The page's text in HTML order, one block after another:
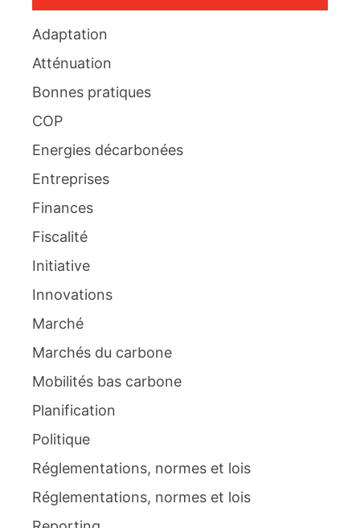
Adaptation
Atténuation
Bonnes pratiques
COP
Energies décarbonées
Entreprises
Finances
Fiscalité
Initiative
Innovations
Marché
Marchés du carbone
Mobilités bas carbone
Planification
Politique
Réglementations, normes et lois
Réglementations, normes et lois